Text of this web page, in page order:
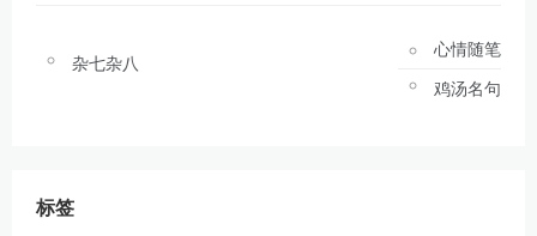
杂七杂八
心情随笔
鸡汤名句
标签